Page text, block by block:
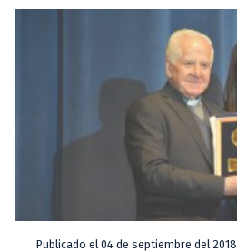
Publicado el 04 de septiembre del 2018